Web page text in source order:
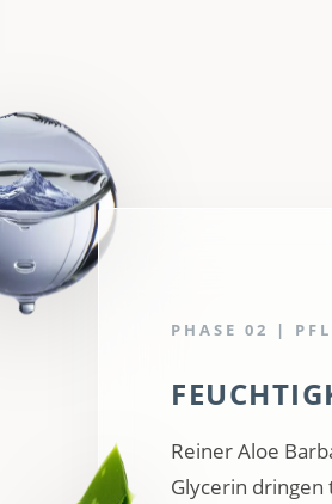
PHASE 02 |
Reiner Aloe
Glycerin dringen